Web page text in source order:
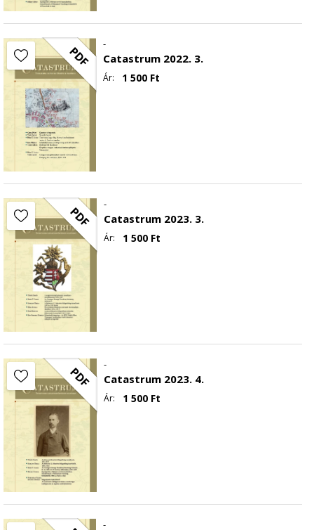
PDF -
Catastrum 2022. 3.
Ár: 1 500 Ft
PDF -
Catastrum 2023. 3.
Ár: 1 500 Ft
PDF -
Catastrum 2023. 4.
Ár: 1 500 Ft
-